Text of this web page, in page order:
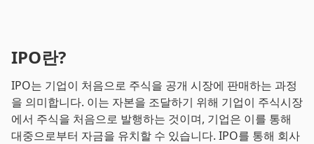
IPO란?
IPO는 기업이 처음으로 주식을 공개 시장에 판매하는 과정
을 의미합니다. 이는 자본을 조달하기 위해 기업이 주식시장
에서 주식을 처음으로 발행하는 것이며, 기업은 이를 통해
대중으로부터 자금을 유치할 수 있습니다. IPO를 통해 회사